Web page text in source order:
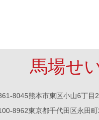
馬場せ
861-8045熊本市東区小山6
8962東京都千代田区永田